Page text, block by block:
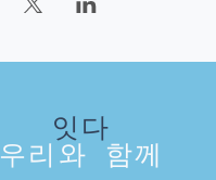
잇다
우리와 함께